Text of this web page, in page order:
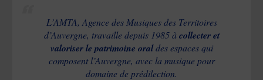
L’AMTA, Agence des Musiques des Territoires
d’Auvergne, travaille depuis 1985 à collecter et
valoriser le patrimoine oraldes espaces qui
composent l’Auvergne, avec la musique pour
domaine de prédilection.